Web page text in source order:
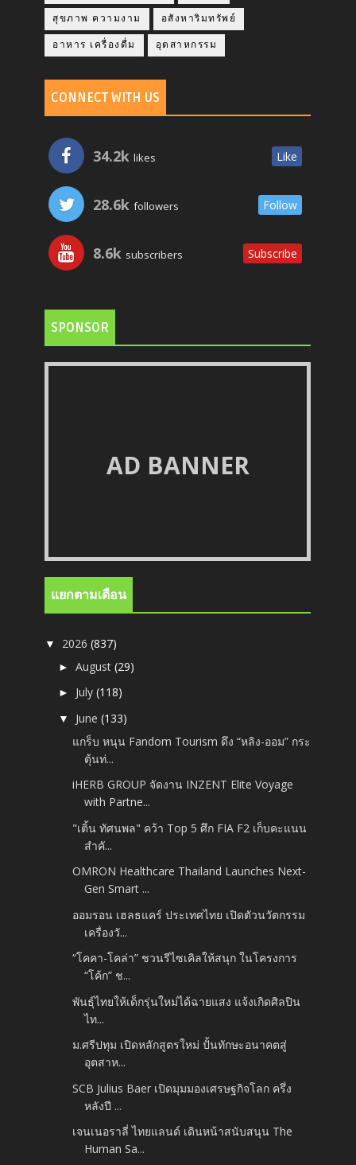
สุขภาพ ความงาม อสังหาริมทรัพย์
อาหาร เครื่องดื่ม อุตสาหกรรม
CONNECT WITH US
34.2k likes Like
28.6k followers Follow
8.6k subscribers Subscribe
SPONSOR
AD BANNER
แยกตามเดือน
▼ 2026(837)
►August(29)
► July(118)
▼ June(133)
แกร็บ หนุน Fandom Tourism ดึง “หลิง-ออม” กระ
ตุ้นท่...
iHERB GROUP จัดงาน INZENT Elite Voyage
with Partne...
"เติ้น ทัศนพล" คว้า Top 5 ศึก FIA F2 เก็บคะแนน
สำคั...
OMRON Healthcare Thailand Launches Next-
Gen Smart ...
ออมรอน เฮลธแคร์ ประเทศไทย เปิดตัวนวัตกรรม
เครื่องวั...
“โคคา-โคล่า” ชวนรีไซเคิลให้สนุก ในโครงการ
“โค้ก” ช...
พันธุ์ไทยให้เด็กรุ่นใหม่ได้ฉายแสง แจ้งเกิดศิลปิน
ไท...
ม.ศรีปทุม เปิดหลักสูตรใหม่ ปั้นทักษะอนาคตสู่
อุตสาห...
SCB Julius Baer เปิดมุมมองเศรษฐกิจโลก ครึ่ง
หลังปี ...
เจนเนอราลี่ ไทยแลนด์ เดินหน้าสนับสนุน The
Human Sa...